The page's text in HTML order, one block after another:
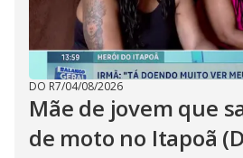
DO R7/04/08/2026
Mãe de jovem que
de moto no Itapoã